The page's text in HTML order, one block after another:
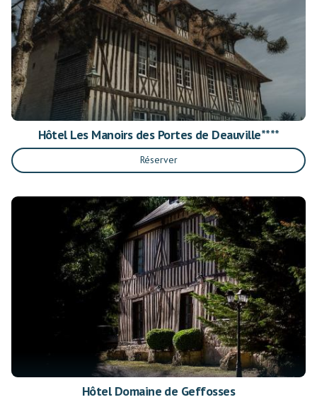
Hôtel Les Manoirs des Portes de Deauville****
Réserver
Hôtel Domaine de Geffosses